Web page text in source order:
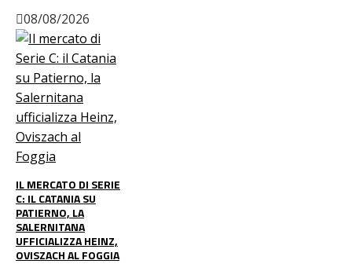
08/08/2026
IL MERCATO DI SERIE
C: IL CATANIA SU
PATIERNO, LA
SALERNITANA
UFFICIALIZZA HEINZ,
OVISZACH AL FOGGIA